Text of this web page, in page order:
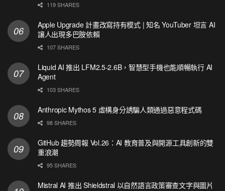
119 SHARES
Apple Upgrade 計畫改寫持有模式 | 知名 YouTuber 坦言 AI
讓人出現多巴胺依賴
107 SHARES
Liquid AI 推出 LFM2.5-2.6B，智慧型手機也能順暢執行 AI
Agent
103 SHARES
Anthropic Mythos 5 虛構身分誘騙人類通過惡意程式碼
98 SHARES
GitHub 趨勢周報 Vol.26：AI 教育普及與開源工具創新的雙
重浪潮
95 SHARES
Mistral AI 推出 Shieldstral 以自然語言政策審查文字與圖片